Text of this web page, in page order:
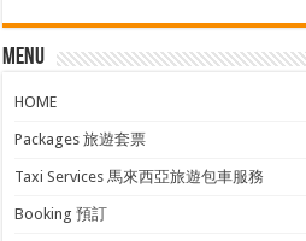
Menu
HOME
Packages 旅遊套票
Taxi Services 馬來西亞旅遊包車服務
Booking 預訂